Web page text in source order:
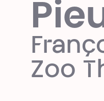
Zoo